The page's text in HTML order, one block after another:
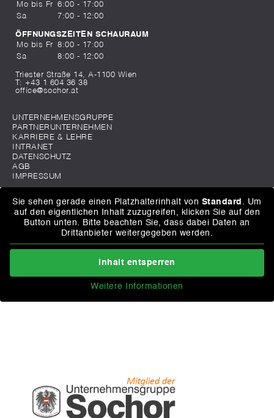
Mo bis Fr
6:00 - 17:00
Sa
7:00 - 12:00
ÖFFNUNGSZEITEN SCHAURAUM
Mo bis Fr
8:00 - 17:00
Sa
8:00 - 12:00
Triester Straße 14, A-1100 Wien
T: +43 1 604 36 38
office@sochor.at
UNTERNEHMENSGRUPPE
PARTNERUNTERNEHMEN
KARRIERE & LEHRE
INTRANET
DATENSCHUTZ
AGB
IMPRESSUM
Sie sehen gerade einen Platzhalterinhalt von Standard . Um
auf den eigentlichen Inhalt zuzugreifen, klicken Sie auf den
Button unten. Bitte beachten Sie, dass dabei Daten an
Drittanbieter weitergegeben werden.
Inhalt entsperren
Weitere Informationen